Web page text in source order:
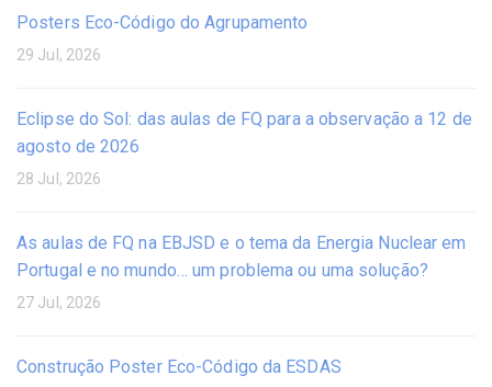
Posters Eco-Código do Agrupamento
29 Jul, 2026
Eclipse do Sol: das aulas de FQ para a observação a 12 de
agosto de 2026
28 Jul, 2026
As aulas de FQ na EBJSD e o tema da Energia Nuclear em
Portugal e no mundo… um problema ou uma solução?
27 Jul, 2026
Construção Poster Eco-Código da ESDAS